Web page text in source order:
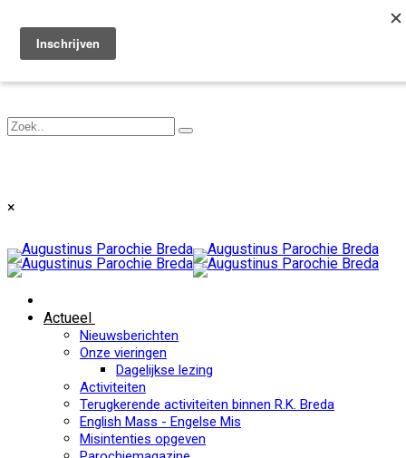
Toggle navigation
×
Actueel
Nieuwsberichten
Onze vieringen
Dagelijkse lezing
Activiteiten
Terugkerende activiteiten binnen R.K. Breda
English Mass - Engelse Mis
Misintenties opgeven